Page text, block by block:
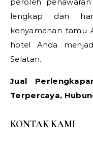
lengkap dan
kenyamanan tamu
hotel Anda
Selatan.
Jual
Terpercaya,
KONTAK KAMI